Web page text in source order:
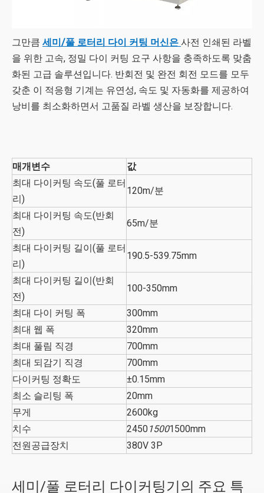
그만큼 세미/풀 로터리 다이 커팅 머신은 사전 인쇄된 라벨
을 위한 고속, 정밀 다이 커팅 요구 사항을 충족하도록 맞춤
화된 고급 솔루션입니다. 반회전 및 완전 회전 모드를 모두
갖춘 이 적응형 기계는 유연성, 속도 및 자동화를 제공하여
낭비를 최소화하면서 고품질 라벨 생산을 보장합니다.
매개변수
값
최대 다이커팅 속도(풀 로터
리)
120m/분
최대 다이커팅 속도(반회
전)
65m/분
최대 다이커팅 길이(풀 로터
리)
190.5-539.75mm
최대 다이커팅 길이(반회
전)
100-350mm
최대 다이 커팅 폭
300mm
최대 웹 폭
320mm
최대 풀림 직경
700mm
최대 되감기 직경
700mm
다이커팅 정확도
±0.15mm
최소 슬리팅 폭
20mm
무게
2600kg
치수
245015001500mm
전원공급장치
380V 3P
세미/풀 로터리 다이커팅기의 주요 특